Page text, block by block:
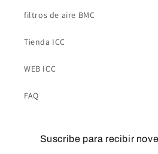
filtros de aire BMC
Tienda ICC
WEB ICC
FAQ
Suscribe para recibir